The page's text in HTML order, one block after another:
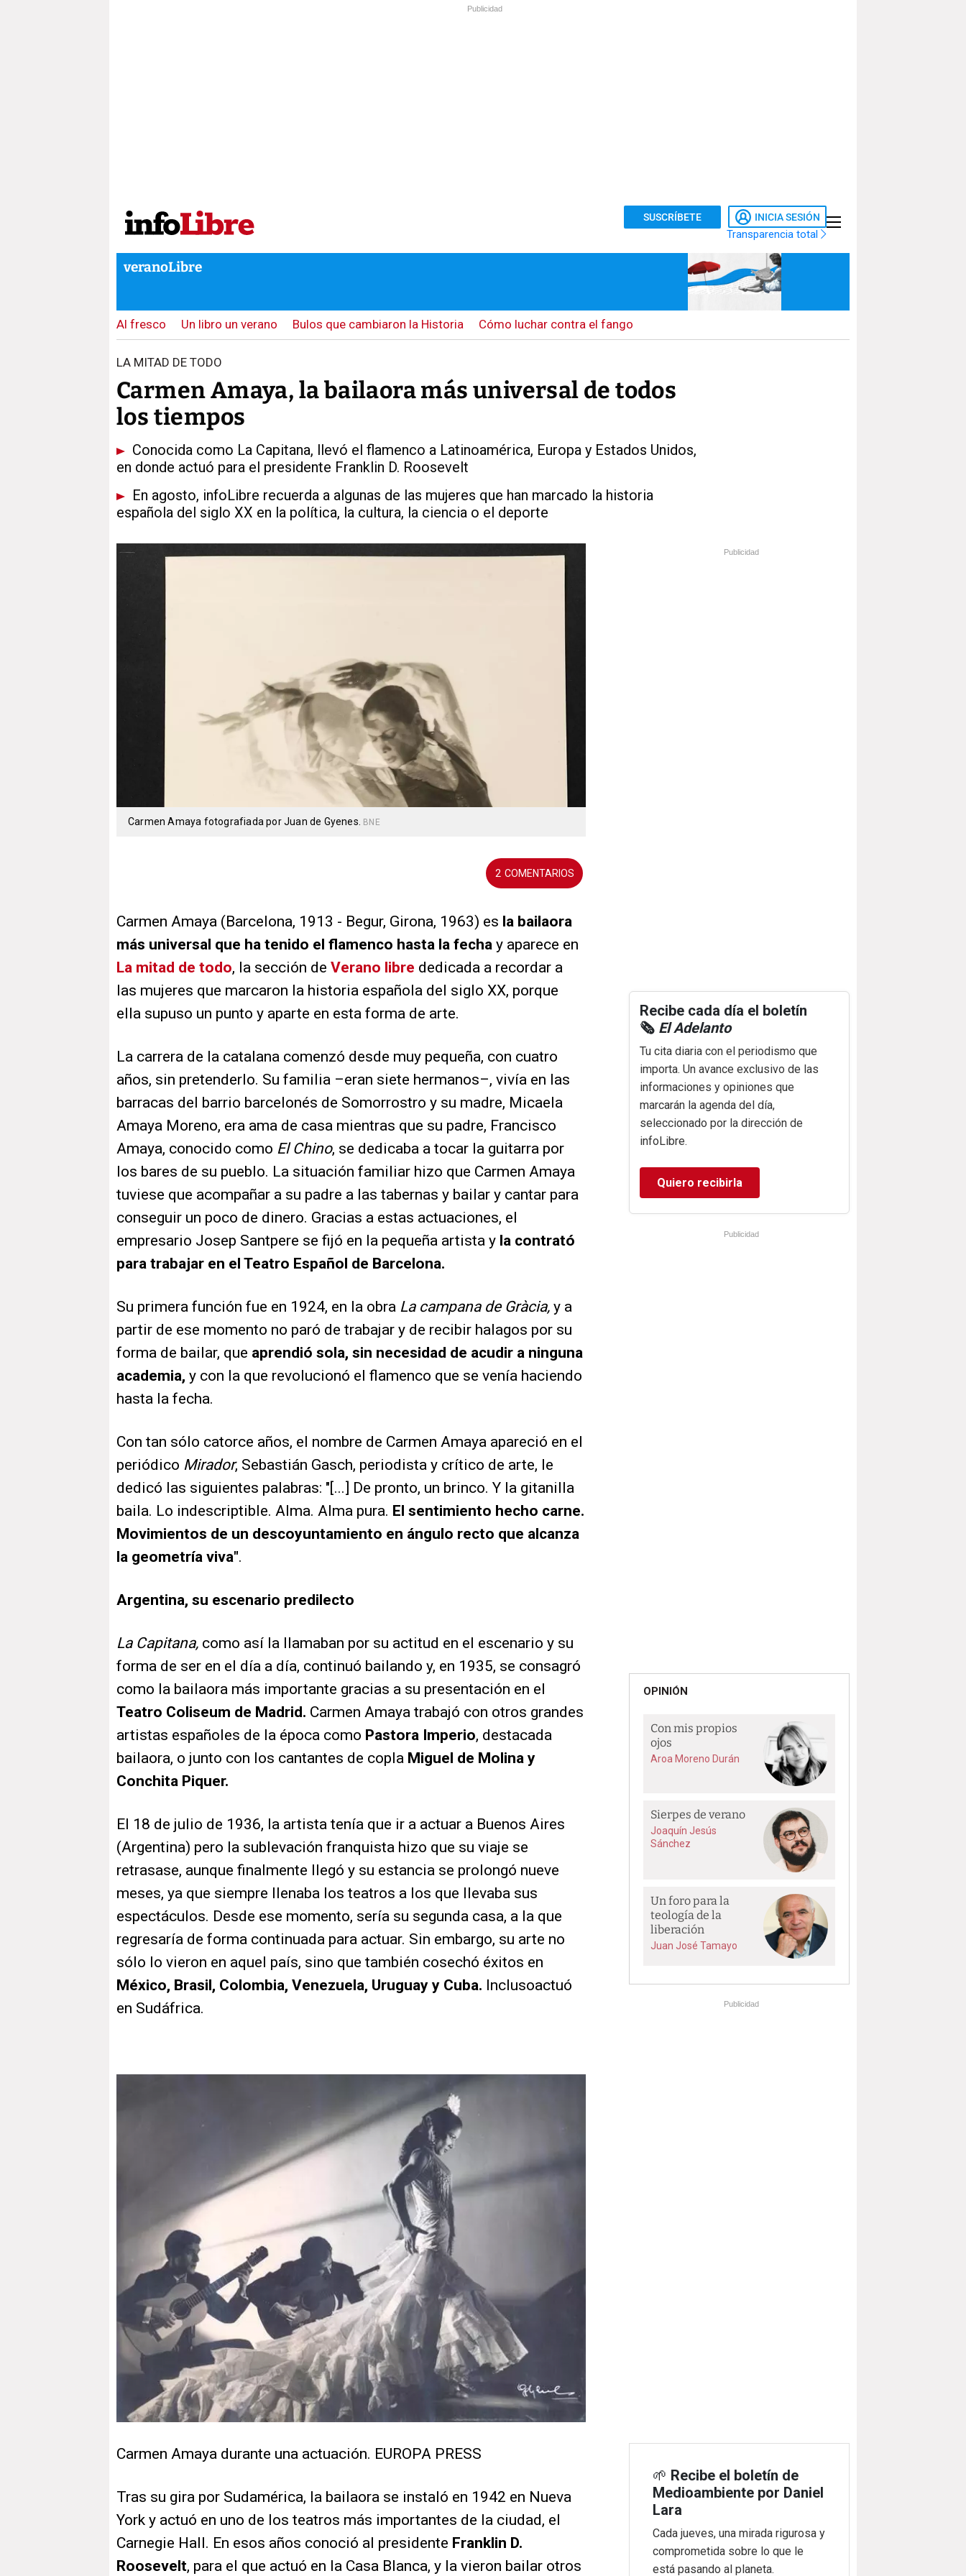
Publicidad
SUSCRÍBETE INICIA SESIÓN
Transparencia total
veranoLibre
Al fresco Un libro un verano Bulos que cambiaron la Historia Cómo luchar contra el fango
LA MITAD DE TODO
Carmen Amaya, la bailaora más universal de todos
los tiempos
Conocida como La Capitana, llevó el flamenco a Latinoamérica, Europa y Estados Unidos,
en donde actuó para el presidente Franklin D. Roosevelt
En agosto, infoLibre recuerda a algunas de las mujeres que han marcado la historia
española del siglo XX en la política, la cultura, la ciencia o el deporte
Carmen Amaya fotografiada por Juan de Gyenes. BNE
2
Carmen Amaya (Barcelona, 1913 - Begur, Girona, 1963) es la bailaora
más universal que ha tenido el flamenco hasta la fecha y aparece en
La mitad de todo, la sección de Verano libre dedicada a recordar a
las mujeres que marcaron la historia española del siglo XX, porque
ella supuso un punto y aparte en esta forma de arte.
La carrera de la catalana comenzó desde muy pequeña, con cuatro
años, sin pretenderlo. Su familia –eran siete hermanos–, vivía en las
barracas del barrio barcelonés de Somorrostro y su madre, Micaela
Amaya Moreno, era ama de casa mientras que su padre, Francisco
Amaya, conocido como El Chino, se dedicaba a tocar la guitarra por
los bares de su pueblo. La situación familiar hizo que Carmen Amaya
tuviese que acompañar a su padre a las tabernas y bailar y cantar para
conseguir un poco de dinero. Gracias a estas actuaciones, el
empresario Josep Santpere se fijó en la pequeña artista y la contrató
para trabajar en el Teatro Español de Barcelona.
Su primera función fue en 1924, en la obra La campana de Gràcia, y a
partir de ese momento no paró de trabajar y de recibir halagos por su
forma de bailar, que aprendió sola, sin necesidad de acudir a ninguna
academia, y con la que revolucionó el flamenco que se venía haciendo
hasta la fecha.
Con tan sólo catorce años, el nombre de Carmen Amaya apareció en el
periódico Mirador, Sebastián Gasch, periodista y crítico de arte, le
dedicó las siguientes palabras: "[...] De pronto, un brinco. Y la gitanilla
baila. Lo indescriptible. Alma. Alma pura. El sentimiento hecho carne.
Movimientos de un descoyuntamiento en ángulo recto que alcanza
la geometría viva".
Argentina, su escenario predilecto
La Capitana, como así la llamaban por su actitud en el escenario y su
forma de ser en el día a día, continuó bailando y, en 1935, se consagró
como la bailaora más importante gracias a su presentación en el
Teatro Coliseum de Madrid. Carmen Amaya trabajó con otros grandes
artistas españoles de la época como Pastora Imperio, destacada
bailaora, o junto con los cantantes de copla Miguel de Molina y
Conchita Piquer.
El 18 de julio de 1936, la artista tenía que ir a actuar a Buenos Aires
(Argentina) pero la sublevación franquista hizo que su viaje se
retrasase, aunque finalmente llegó y su estancia se prolongó nueve
meses, ya que siempre llenaba los teatros a los que llevaba sus
espectáculos. Desde ese momento, sería su segunda casa, a la que
regresaría de forma continuada para actuar. Sin embargo, su arte no
sólo lo vieron en aquel país, sino que también cosechó éxitos en
México, Brasil, Colombia, Venezuela, Uruguay y Cuba. Inclusoactuó
en Sudáfrica.
Carmen Amaya durante una actuación. EUROPA PRESS
Tras su gira por Sudamérica, la bailaora se instaló en 1942 en Nueva
York y actuó en uno de los teatros más importantes de la ciudad, el
Carnegie Hall. En esos años conoció al presidente Franklin D.
Roosevelt, para el que actuó en la Casa Blanca, y la vieron bailar otros
Publicidad
Recibe cada día el boletín
🗞️ El Adelanto
Tu cita diaria con el periodismo que
importa. Un avance exclusivo de las
informaciones y opiniones que
marcarán la agenda del día,
seleccionado por la dirección de
infoLibre.
Quiero recibirla
Publicidad
OPINIÓN
Con mis propios
ojos
Aroa Moreno Durán
Sierpes de verano
Joaquín Jesús
Sánchez
Un foro para la
teología de la
liberación
Juan José Tamayo
Publicidad
🌱 Recibe el boletín de
Medioambiente por Daniel
Lara
Cada jueves, una mirada rigurosa y
comprometida sobre lo que le
está pasando al planeta.